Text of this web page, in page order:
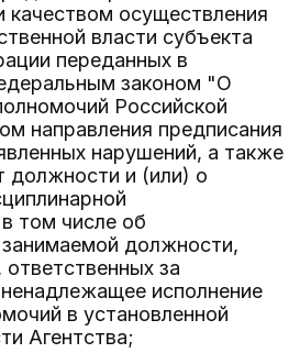
качеством осуществления
власти субъекта
переданных в
законом "О
Российской
направления предписания
нарушений, а также
должности и (или) о
том числе об
должности,
за
исполнение
в установленной
Агентства;